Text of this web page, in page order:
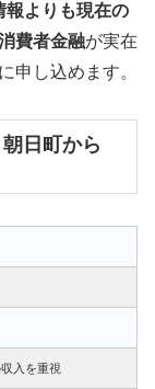
報よりも現在の
費者金融が実在
申し込めます。
日町から
入を重視